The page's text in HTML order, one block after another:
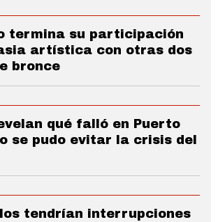
termina su participación
artística con otras dos
bronce
qué falló en Puerto
se pudo evitar la crisis del
tendrían interrupciones